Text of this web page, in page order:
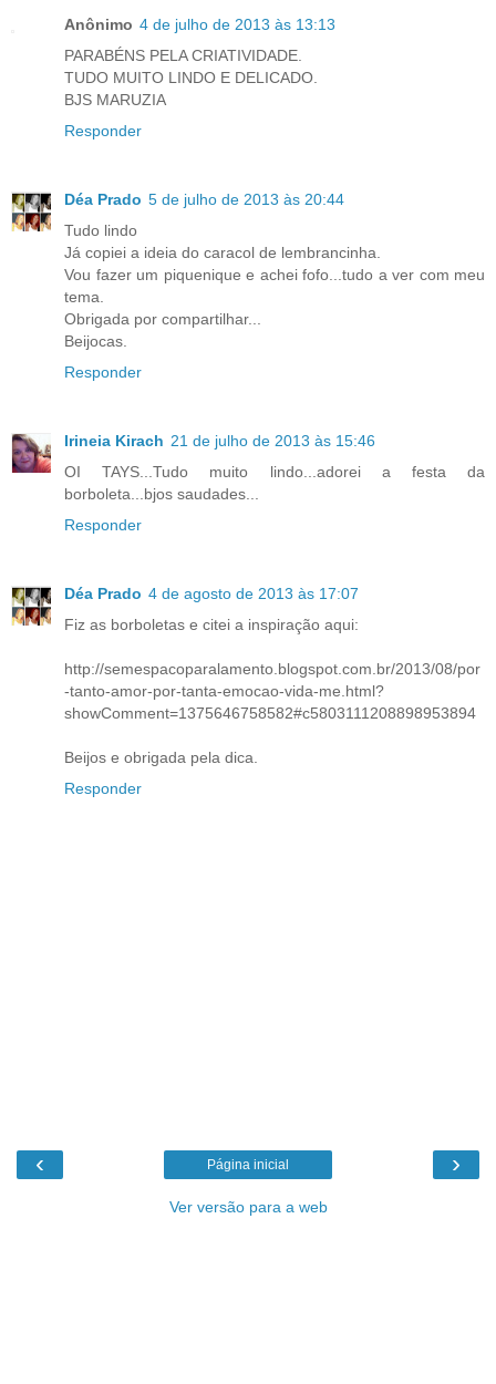
Anônimo 4 de julho de 2013 às 13:13
PARABÉNS PELA CRIATIVIDADE.
TUDO MUITO LINDO E DELICADO.
BJS MARUZIA
Responder
Déa Prado 5 de julho de 2013 às 20:44
Tudo lindo
Já copiei a ideia do caracol de lembrancinha.
Vou fazer um piquenique e achei fofo...tudo a ver com meu
tema.
Obrigada por compartilhar...
Beijocas.
Responder
Irineia Kirach 21 de julho de 2013 às 15:46
OI TAYS...Tudo muito lindo...adorei a festa da
borboleta...bjos saudades...
Responder
Déa Prado 4 de agosto de 2013 às 17:07
Fiz as borboletas e citei a inspiração aqui:
http://semespacoparalamento.blogspot.com.br/2013/08/por
-tanto-amor-por-tanta-emocao-vida-me.html?
showComment=1375646758582#c5803111208898953894
Beijos e obrigada pela dica.
Responder
‹ ›
Página inicial
Ver versão para a web